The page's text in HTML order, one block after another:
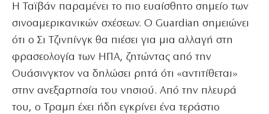
Η Ταϊβάν παραμένει το πιο ευαίσθητο σημείο των
σινοαμερικανικών σχέσεων. Ο Guardian σημειώνει
ότι ο Σι Τζινπίνγκ θα πιέσει για μια αλλαγή στη
φρασεολογία των ΗΠΑ, ζητώντας από την
Ουάσινγκτον να δηλώσει ρητά ότι «αντιτίθεται»
στην ανεξαρτησία του νησιού. Από την πλευρά
του, ο Τραμπ έχει ήδη εγκρίνει ένα τεράστιο